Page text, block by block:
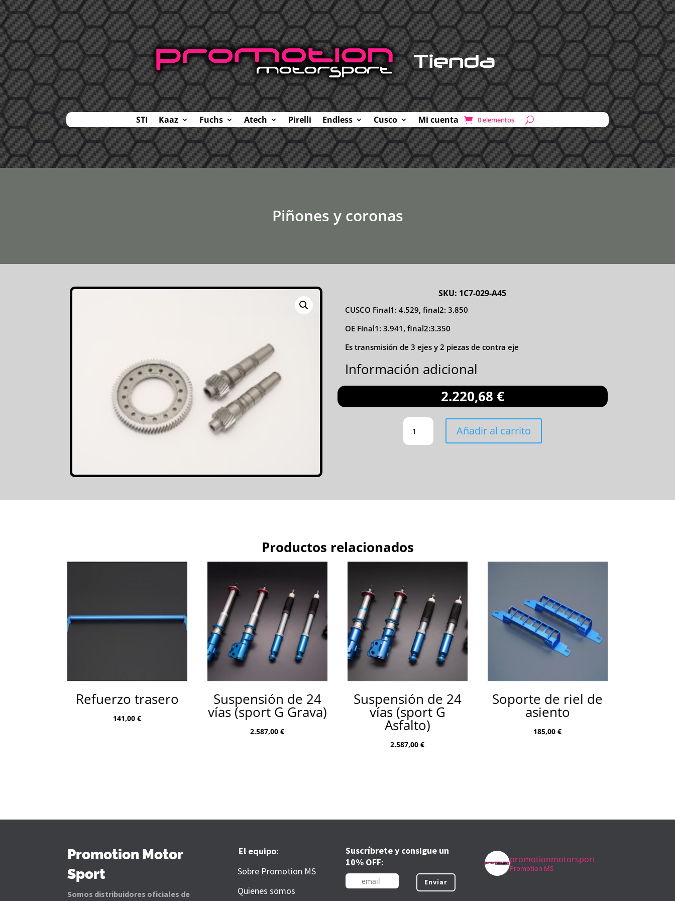
STI Kaaz Fuchs Atech Pirelli Endless Cusco Mi cuenta 0 elementos
Piñones y coronas
SKU: 1C7-029-A45
CUSCO Final1: 4.529, final2: 3.850
OE Final1: 3.941, final2:3.350
Es transmisión de 3 ejes y 2 piezas de contra eje
Información adicional
2.220,68 €
PIÑONES
CORONAS
Añadir al carrito
Productos relacionados
Refuerzo trasero
141,00€
Suspensión de 24
vías (sport G Grava)
2.587,00€
Suspensión de 24
vías (sport G
Asfalto)
2.587,00€
Soporte de riel de
asiento
185,00€
Promotion Motor
Sport
Somos distribuidores oficiales de
El equipo:
Sobre Promotion MS
Quienes somos
Suscríbrete y consigue un
10% OFF:
Enviar
promotionmotorsport
Promotion MS